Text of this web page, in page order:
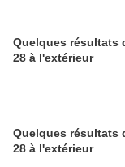
Quelques résultats
28 à l'extérieur
Quelques résultats
28 à l'extérieur